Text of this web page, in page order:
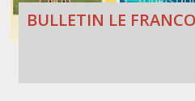
BULLETIN LE